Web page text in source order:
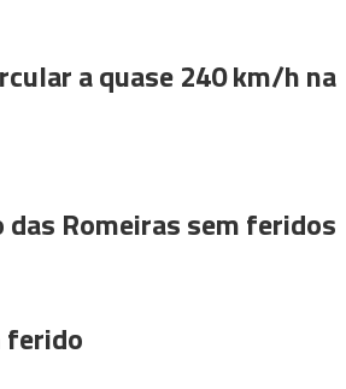
a quase 240 km/h na
Romeiras sem feridos
ferido